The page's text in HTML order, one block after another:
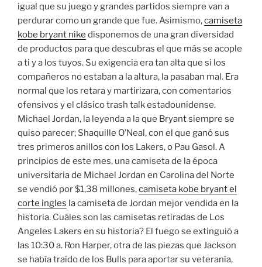
igual que su juego y grandes partidos siempre van a
perdurar como un grande que fue. Asimismo,camiseta
kobe bryant nike disponemos de una gran diversidad
de productos para que descubras el que más se acople
a ti y a los tuyos. Su exigencia era tan alta que si los
compañeros no estaban a la altura, la pasaban mal. Era
normal que los retara y martirizara, con comentarios
ofensivos y el clásico trash talk estadounidense.
Michael Jordan, la leyenda a la que Bryant siempre se
quiso parecer; Shaquille O’Neal, con el que ganó sus
tres primeros anillos con los Lakers, o Pau Gasol. A
principios de este mes, una camiseta de la época
universitaria de Michael Jordan en Carolina del Norte
se vendió por $1,38 millones,camiseta kobe bryant el
corte ingles la camiseta de Jordan mejor vendida en la
historia. Cuáles son las camisetas retiradas de Los
Angeles Lakers en su historia? El fuego se extinguió a
las 10:30 a. Ron Harper, otra de las piezas que Jackson
se había traído de los Bulls para aportar su veteranía,